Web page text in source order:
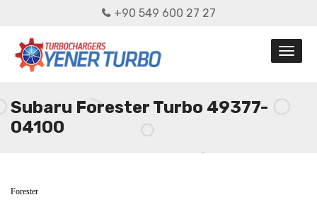
+90 549 600 27 27
Subaru Forester Turbo 49377-
04100
Forester